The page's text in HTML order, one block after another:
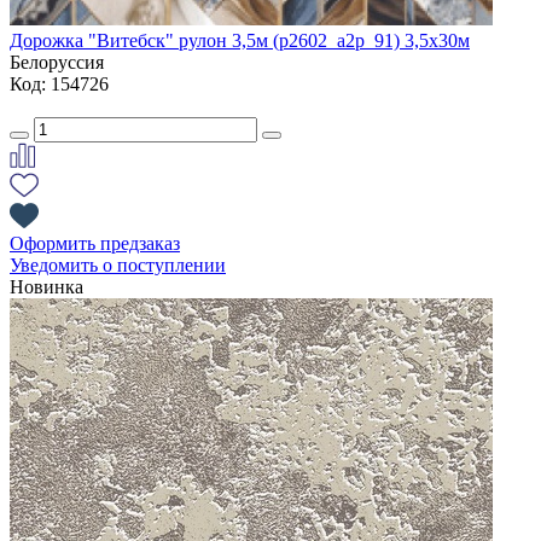
Дорожка "Витебск" рулон 3,5м (p2602_a2p_91) 3,5х30м
Белоруссия
Код: 154726
Оформить предзаказ
Уведомить о поступлении
Новинка